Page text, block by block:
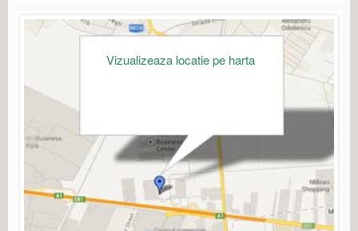
Vizualizeaza locatie pe harta